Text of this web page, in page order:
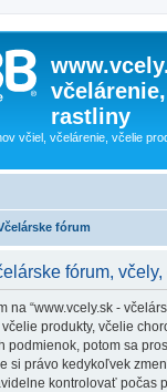
rastliny
včiel, včelárenie, včelie
fórum
fórum,
na “www.vcely.sk -
produkty, včelie
podmienok, potom sa
si právo kedykoľvek
kontrolovať počas